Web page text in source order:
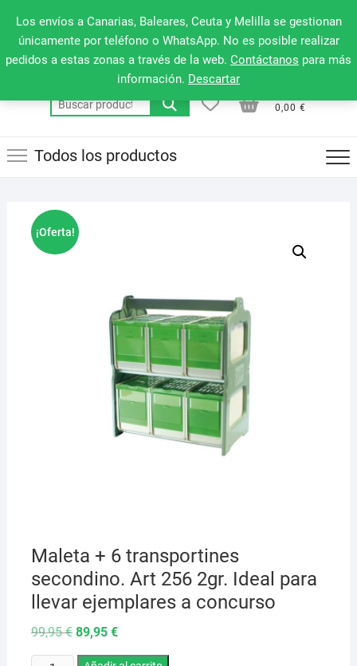
Los envíos a Canarias, Baleares, Ceuta y Melilla se gestionan
únicamente por teléfono o WhatsApp. No es posible realizar
pedidos a estas zonas a través de la web. Contáctanos para más
información. Descartar
contenido
660 079 911
de
la
Buscar
por:
0,00 €
Todos los productos
¡Oferta!
Maleta + 6 transportines
secondino. Art 256 2gr. Ideal para
llevar ejemplares a concurso
99,95€ El
precio
original
89,95 €El
actual